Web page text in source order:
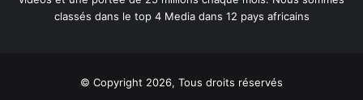
classés dans le top 4 Media dans 12 pays africains
© Copyright 2026, Tous droits réservés